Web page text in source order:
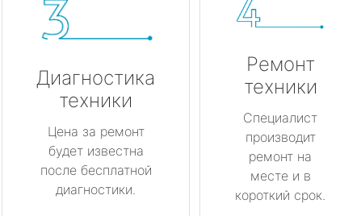
Диагностика
техники
Цена за ремонт
будет известна
после бесплатной
диагностики.
Ремонт
техники
Специалист
производит
ремонт на
месте и в
короткий срок.